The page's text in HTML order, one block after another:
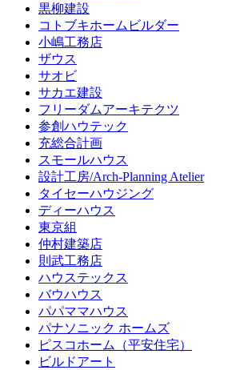
黒柳建設
コトブキホームビルダー
小嶋工務店
ザウス
サオビ
サカエ建設
フリーダムアーキテクツ
参創ハウテック
充総合計画
スモールハウス
設計工房/Arch-Planning Atelier
タイセーハウジング
ディーハウス
東京組
仲村建築店
則武工務店
ハウステックス
バウハウス
パパママハウス
パナソニック ホームズ
ピスコホーム（平安住宅）
ビルドアート